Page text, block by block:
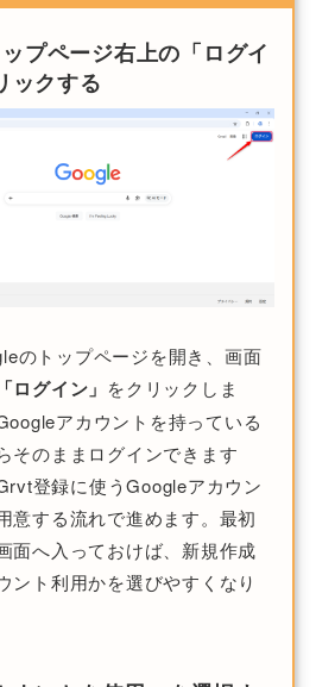
プページ右上の「ログイ
ックする
のトップページを開き、画面
「ログイン」 をクリックしま
アカウントを持っている
そのままログインできます
登録に使うGoogleアカウン
意する流れで進めます。最初
面へ入っておけば、新規作成
ント利用かを選びやすくなり